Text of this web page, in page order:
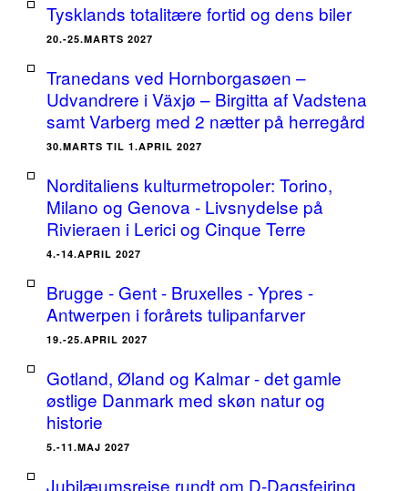
Tysklands totalitære fortid og dens biler
20.-25.MARTS 2027
Tranedans ved Hornborgasøen –
Udvandrere i Växjø – Birgitta af Vadstena
samt Varberg med 2 nætter på herregård
30.MARTS TIL 1.APRIL 2027
Norditaliens kulturmetropoler: Torino,
Milano og Genova - Livsnydelse på
Rivieraen i Lerici og Cinque Terre
4.-14.APRIL 2027
Brugge - Gent - Bruxelles - Ypres -
Antwerpen i forårets tulipanfarver
19.-25.APRIL 2027
Gotland, Øland og Kalmar - det gamle
østlige Danmark med skøn natur og
historie
5.-11.MAJ 2027
Jubilæumsrejse rundt om D-Dagsfejring